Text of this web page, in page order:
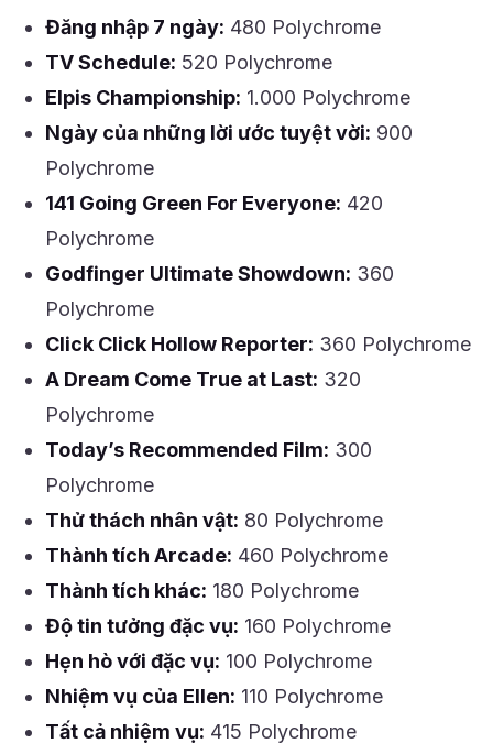
Đăng nhập 7 ngày: 480 Polychrome
TV Schedule: 520 Polychrome
Elpis Championship: 1.000 Polychrome
Ngày của những lời ước tuyệt vời: 900
Polychrome
141 Going Green For Everyone: 420
Polychrome
Godfinger Ultimate Showdown: 360
Polychrome
Click Click Hollow Reporter: 360 Polychrome
A Dream Come True at Last: 320
Polychrome
Today’s Recommended Film: 300
Polychrome
Thử thách nhân vật: 80 Polychrome
Thành tích Arcade: 460 Polychrome
Thành tích khác: 180 Polychrome
Độ tin tưởng đặc vụ: 160 Polychrome
Hẹn hò với đặc vụ: 100 Polychrome
Nhiệm vụ của Ellen: 110 Polychrome
Tất cả nhiệm vụ: 415 Polychrome